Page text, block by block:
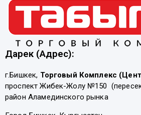
Дарек (Адрес):
г.Бишкек, Торговый Комплекс
проспект Жибек-Жолу №150
район Аламединского рынка